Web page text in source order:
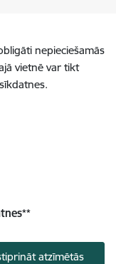
nepieciešamās
vietnē var tikt
**
atzīmētās